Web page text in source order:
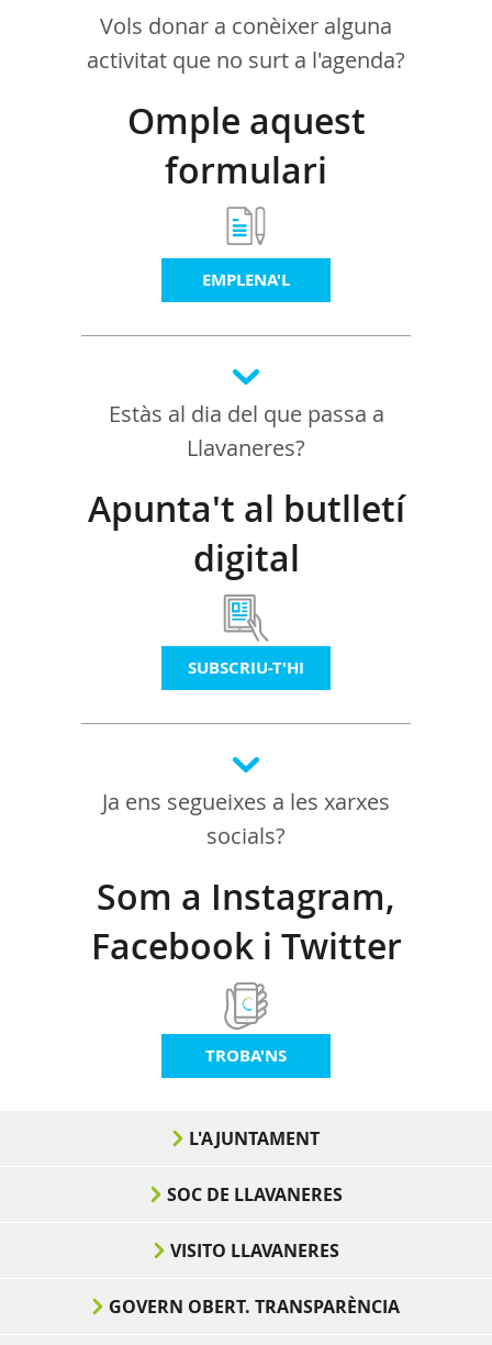
Vols donar a conèixer alguna
activitat que no surt a l'agenda?
Omple aquest
formulari
EMPLENA'L
Estàs al dia del que passa a
Llavaneres?
Apunta't al butlletí
digital
SUBSCRIU-T'HI
Ja ens segueixes a les xarxes
socials?
Som a Instagram,
Facebook i Twitter
TROBA'NS
L'AJUNTAMENT
SOC DE LLAVANERES
VISITO LLAVANERES
GOVERN OBERT. TRANSPARÈNCIA